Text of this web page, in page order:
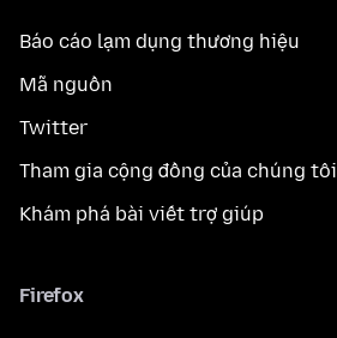
Báo cáo lạm dụng thương hiệu
Mã nguồn
Twitter
Tham gia cộng đồng của chúng tôi
Khám phá bài viết trợ giúp
Firefox